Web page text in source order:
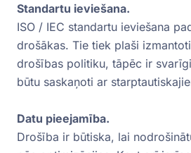
Standartu ieviešana.
ISO / IEC standartu ieviešana
drošākas. Tie tiek plaši
drošības politiku, tāpēc ir
būtu saskaņoti ar
Datu pieejamība.
Drošība ir būtiska, lai